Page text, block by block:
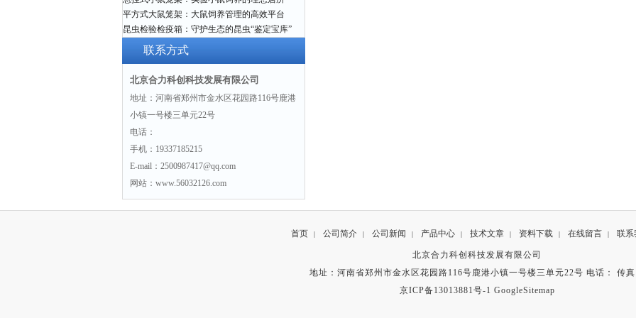
平方式大鼠笼架：大鼠饲养管理的高效平台
昆虫检验检疫箱：守护生态的昆虫“鉴定宝库”
联系方式
北京合力科创科技发展有限公司
地址：河南省郑州市金水区花园路116号鹿港
小镇一号楼三单元22号
电话：
手机：19337185215
E-mail：2500987417@qq.com
网站：www.56032126.com
首页 | 公司简介 | 公司新闻 | 产品中心 | 技术文章 | 资料下载 | 在线留言 | 联系
北京合力科创科技发展有限公司
地址：河南省郑州市金水区花园路116号鹿港小镇一号楼三单元22号 电话： 传真
京ICP备13013881号-1 GoogleSitemap